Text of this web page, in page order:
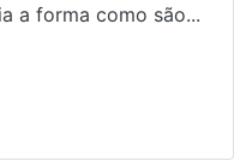
a forma como são...